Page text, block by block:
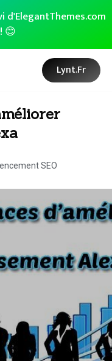
d'ElegantThemes.com
! 😊
Lynt.fr
SEO